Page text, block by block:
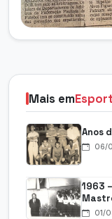
Mais em
Anos
06/
1963
01/